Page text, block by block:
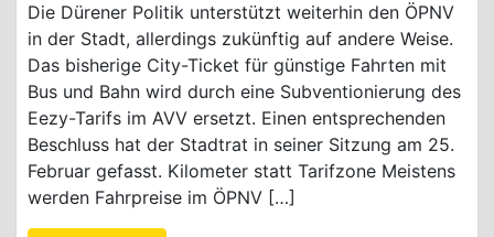
Die Dürener Politik unterstützt weiterhin den ÖPNV
in der Stadt, allerdings zukünftig auf andere Weise.
Das bisherige City-Ticket für günstige Fahrten mit
Bus und Bahn wird durch eine Subventionierung des
Eezy-Tarifs im AVV ersetzt. Einen entsprechenden
Beschluss hat der Stadtrat in seiner Sitzung am 25.
Februar gefasst. Kilometer statt Tarifzone Meistens
werden Fahrpreise im ÖPNV […]